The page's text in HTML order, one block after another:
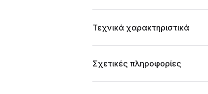
Τεχνικά χαρακτηριστικά
Σχετικές πληροφορίες